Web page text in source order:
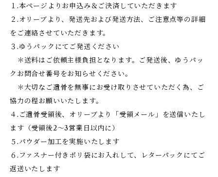
１.本ページよりお申込み＆ご決済していただきます
２.オリーブより、発送先および発送方法、ご注意点等の詳細
をご連絡させていただきます。
３.ゆうパックにてご発送ください
＊送料はご依頼主様負担となります。ご発送後、ゆうパッ
クお問合せ番号をお知らせください。
＊大切なご遺骨を無事にお受け取りさせていただく為、ご
協力の程お願いいたします。
４.ご遺骨受領後、オリーブより「受領メール」を送信いたし
ます（受領後2～3営業日以内に）
５.パウダー加工を実施いたします
６.ファスナー付きポリ袋にお入れして、レターパックにてご
返送いたします